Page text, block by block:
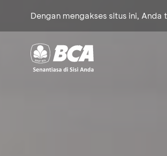
Dengan mengakses situs ini,